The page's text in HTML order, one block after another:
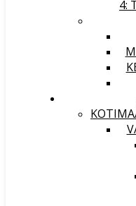
4: